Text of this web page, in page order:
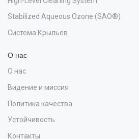
Stabilized Aqueous Ozone (SAO®)
Система Крыльев
О нас
О нас
Видение и миссия
Политика качества
Устойчивость
Контакты